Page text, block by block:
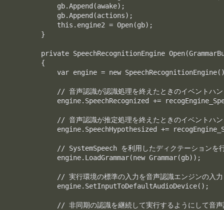
            gb.Append(awake);
            gb.Append(actions);
            this.engine2 = Open(gb);
        }
private SpeechRecognitionEngine
        {
var engine = new
// 音声認識が認識処理を終えたときのイベントハン
engine.SpeechRecognized +=
// 音声認識が推定処理を終えたときのイベントハン
engine.SpeechHypothesized +=
// SystemSpeech を利用したディクテーションを
            engine.LoadGrammar(new Grammar(gb));
// 実行環境の標準の入力を音声認識エンジンの入力
            engine.SetInputToDefaultAudioDevice();
// 非同期の認識を継続して実行するようにして音声